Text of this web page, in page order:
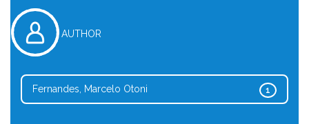
AUTHOR
1
Fernandes, Marcelo Otoni